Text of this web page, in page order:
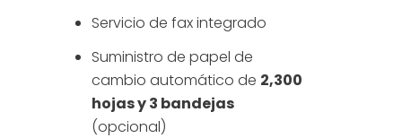
Servicio de fax integrado
Suministro de papel de
cambio automático de 2,300
hojas y 3 bandejas
(opcional)